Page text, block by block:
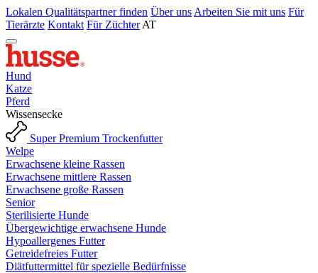
Lokalen Qualitätspartner finden Über uns Arbeiten Sie mit uns Für
Tierärzte Kontakt Für Züchter AT
Hund
Katze
Pferd
Wissensecke
Super Premium Trockenfutter
Welpe
Erwachsene kleine Rassen
Erwachsene mittlere Rassen
Erwachsene große Rassen
Senior
Sterilisierte Hunde
Übergewichtige erwachsene Hunde
Hypoallergenes Futter
Getreidefreies Futter
Diätfuttermittel für spezielle Bedürfnisse